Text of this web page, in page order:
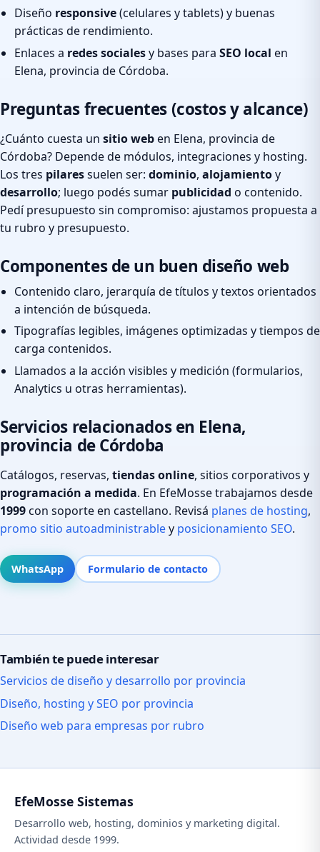
Diseño responsive(celulares y tablets) y buenas
prácticas de rendimiento.
Enlaces a redes socialesy bases para SEO local en
Elena, provincia de Córdoba.
Preguntas frecuentes (costos y alcance)
¿Cuánto cuesta un sitio weben Elena, provincia de
Córdoba? Depende de módulos, integraciones y hosting.
Los tres pilaressuelen ser: dominio, alojamientoy
desarrollo; luego podés sumar publicidad o contenido.
Pedí presupuesto sin compromiso: ajustamos propuesta a
tu rubro y presupuesto.
Componentes de un buen diseño web
Contenido claro, jerarquía de títulos y textos orientados
a intención de búsqueda.
Tipografías legibles, imágenes optimizadas y tiempos de
carga contenidos.
Llamados a la acción visibles y medición (formularios,
Analytics u otras herramientas).
Servicios relacionados en Elena,
provincia de Córdoba
Catálogos, reservas, tiendas online, sitios corporativos y
programación a medida. En EfeMosse trabajamos desde
1999con soporte en castellano. Revisá planes de hosting,
promo sitio autoadministrabley posicionamiento SEO.
WhatsApp Formulario de contacto
También te puede interesar
Servicios de diseño y desarrollo por provincia
Diseño, hosting y SEO por provincia
Diseño web para empresas por rubro
EfeMosse Sistemas
Desarrollo web, hosting, dominios y marketing digital.
Actividad desde 1999.